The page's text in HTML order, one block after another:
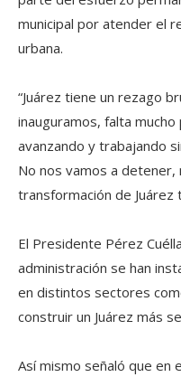
municipal por atender el
urbana.
“Juárez tiene un rezago
inauguramos, falta
avanzando y trabajando
No nos vamos a detener,
transformación de Juárez
El Presidente Pérez
administración se han
en distintos sectores
construir un Juárez más
Así mismo señaló que en